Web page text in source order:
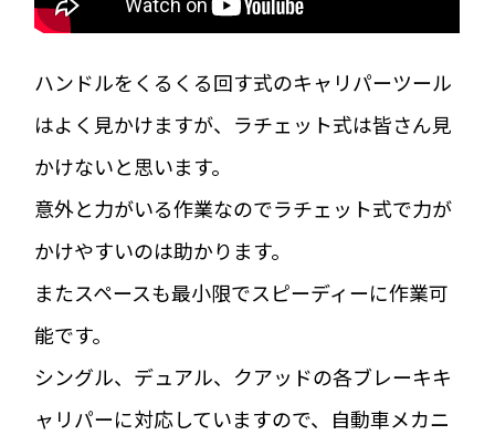
ハンドルをくるくる回す式のキャリパーツール
はよく見かけますが、ラチェット式は皆さん見
かけないと思います。
意外と力がいる作業なのでラチェット式で力が
かけやすいのは助かります。
またスペースも最小限でスピーディーに作業可
能です。
シングル、デュアル、クアッドの各ブレーキキ
ャリパーに対応していますので、自動車メカニ